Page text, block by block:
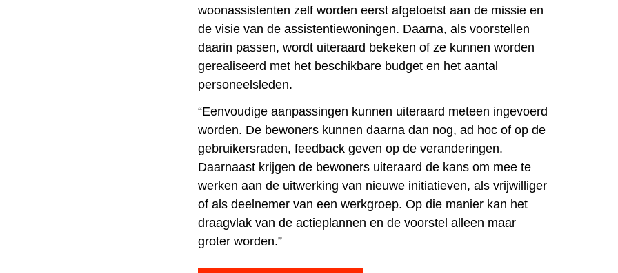
woonassistenten zelf worden eerst afgetoetst aan de missie en
de visie van de assistentiewoningen. Daarna, als voorstellen
daarin passen, wordt uiteraard bekeken of ze kunnen worden
gerealiseerd met het beschikbare budget en het aantal
personeelsleden.
“Eenvoudige aanpassingen kunnen uiteraard meteen ingevoerd
worden. De bewoners kunnen daarna dan nog, ad hoc of op de
gebruikersraden, feedback geven op de veranderingen.
Daarnaast krijgen de bewoners uiteraard de kans om mee te
werken aan de uitwerking van nieuwe initiatieven, als vrijwilliger
of als deelnemer van een werkgroep. Op die manier kan het
draagvlak van de actieplannen en de voorstel alleen maar
groter worden.”